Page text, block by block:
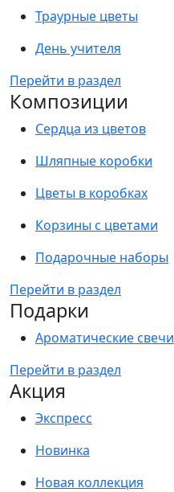
Траурные цветы
День учителя
Перейти в раздел
Композиции
Сердца из цветов
Шляпные коробки
Цветы в коробках
Корзины с цветами
Подарочные наборы
Перейти в раздел
Подарки
Ароматические свечи
Перейти в раздел
Акция
Экспресс
Новинка
Новая коллекция